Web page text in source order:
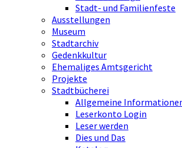
Stadt- und Familienfeste
Ausstellungen
Museum
Stadtarchiv
Gedenkkultur
Ehemaliges Amtsgericht
Projekte
Stadtbücherei
Allgemeine
Leserkonto Login
Leser werden
Dies und Das